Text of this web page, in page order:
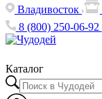
Владивосток
8 (800) 250-06-92
Каталог